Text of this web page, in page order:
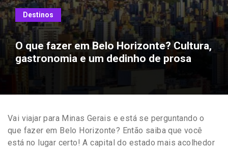
Destinos
O que fazer em Belo Horizonte? Cultura,
gastronomia e um dedinho de prosa
Vai viajar para Minas Gerais e está se perguntando o
que fazer em Belo Horizonte? Então saiba que você
está no lugar certo! A capital do estado mais acolhedor